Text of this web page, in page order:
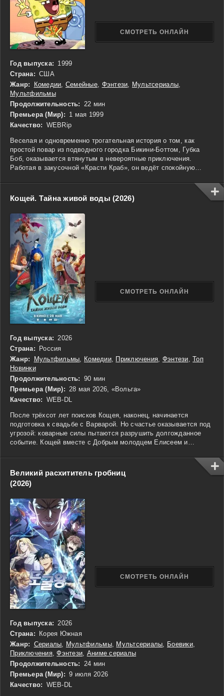
Год выпуска: 1999
Страна: США
Жанр:
Комедии Семейные Фэнтези Мультсериалы
Мультфильмы
Продолжительность:
22 мин
Премьера (Мир): 1 мая 1999
Качество: WEBRip
Веселая и одновременно трогательная история о том, как
простой повар из подводного городка Бикини-Боттом, Губка
Боб, оказывается втянутым в невероятные приключения.
Работая в закусочной «Красти Краб», он ведёт спокойную
секретный рецепт крабсбургера. Вместе с неуклюжим, но
верным другом Патриком и находчивой белкой Сэнди, Губка
Боб отправляется в опасное путешествие через неизведанные
глубины океана. По пути он сталкивается с коварными планами
крошечного, но амбициозного Планктона, недовольством
соседа Сквидварда и неожиданными вызовами, которые
проверят его дружбу и силу духа. Это история о смелости,
искренности и вере в свои силы, где юмор и подводные чудеса
сплетаются в яркое приключение.
СМОТРЕТЬ ОНЛАЙН
Кощей. Тайна живой воды (2026)
Год выпуска: 2026
Страна: Россия
Жанр:
Мультфильмы Комедии, Приключения Фэнтези ,Топ
Новинки
Продолжительность: 90 мин
Премьера (Мир): 28 мая 2026, «Вольга»
Качество: WEB-DL
После трёхсот лет поисков Кощея, наконец, начинается
подготовка к свадьбе с Варварой. Но счастье оказывается под
угрозой: коварные силы пытаются разрушить долгожданное
событие. Кощей вместе с Добрым молодцем Елисеем и
живой водой, которая может спасти его возлюбленную. На пути
героев ждут волшебные испытания, хитрые враги и
неожиданные союзники.
СМОТРЕТЬ ОНЛАЙН
Великий расхититель гробниц
(2026)
Год выпуска: 2026
Страна: Корея Южная
Жанр: Сериалы Мультфильмы, Мультсериалы Боевики,
Приключения,Фэнтези Аниме сериалы
Продолжительность:
24 мин
Премьера (Мир): 9 июля 2026
Качество: WEB-DL
СМОТРЕТЬ ОНЛАЙН